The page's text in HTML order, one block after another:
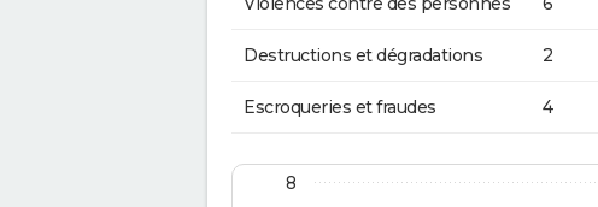
Destructions et dégradations 2
Escroqueries et fraudes 4
8